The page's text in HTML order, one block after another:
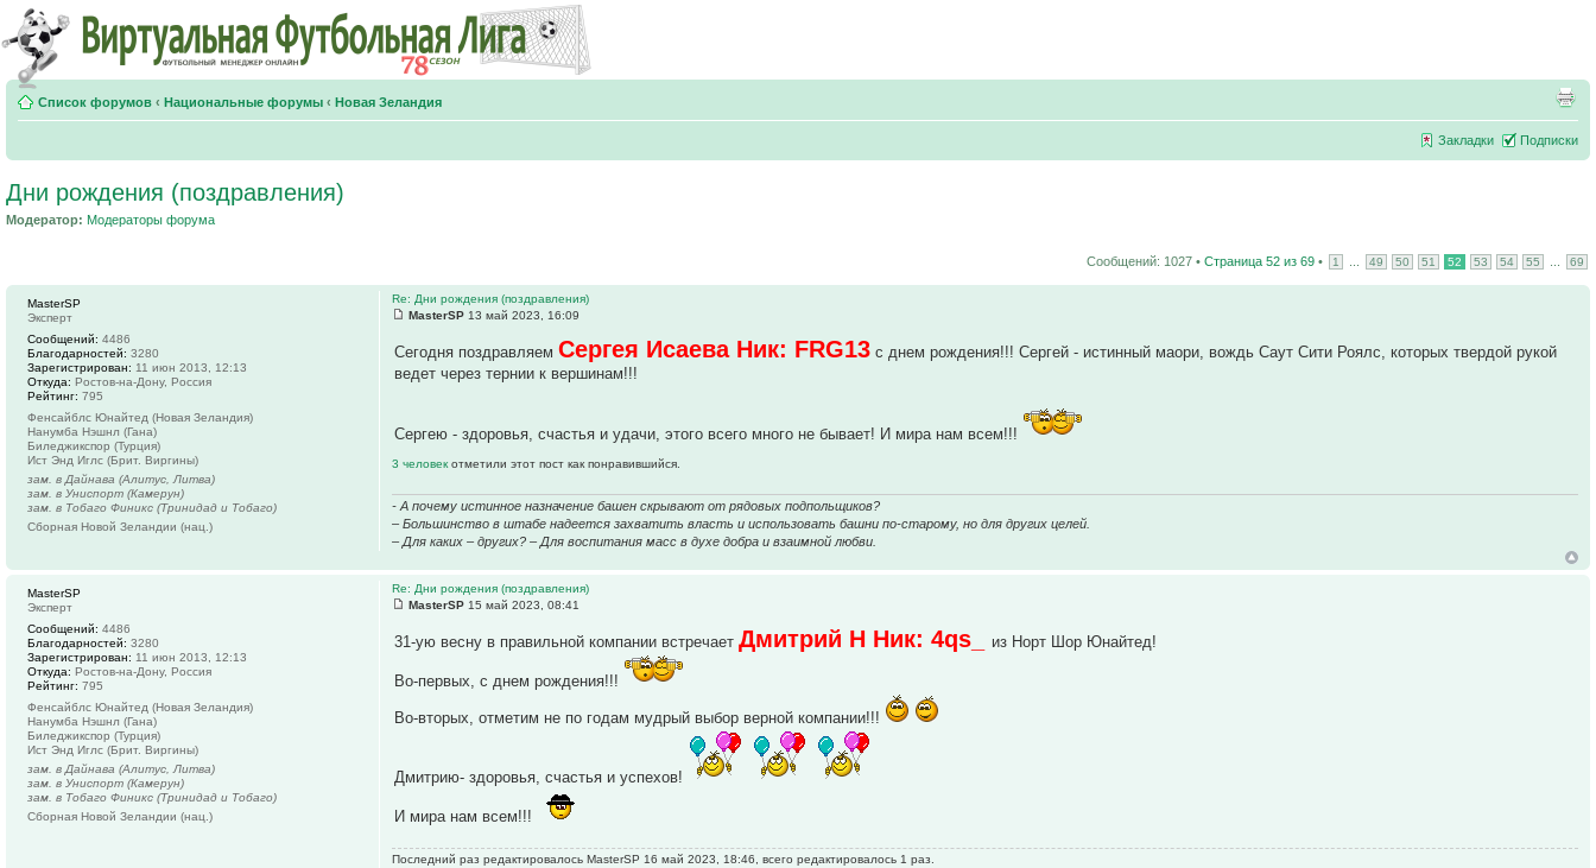
Список форумов ‹ Национальные форумы ‹ Новая Зеландия
Закладки Подписки
Дни рождения (поздравления)
Модератор: Модераторы форума
Сообщений: 1027 • Страница 52 из 69 • 1 49 50 51 52 53 54 55 69
Re: Дни рождения (поздравления)
MasterSP 13 май 2023, 16:09
Сегодня поздравляемСергея Исаева Ник: FRG13 с днем рождения!!! Сергей - истинный маори, вождь Саут Сити Роялс, которых твердой рукой
ведет через тернии к вершинам!!!
Сергею - здоровья, счастья и удачи, этого всего много не бывает! И мира нам всем!!!
3 человекотметили этот пост как понравившийся.
- А почему истинное назначение башен скрывают от рядовых подпольщиков?
– Большинство в штабе надеется захватить власть и использовать башни по-старому, но для других целей.
– Для каких – других? – Для воспитания масс в духе добра и взаимной любви.
MasterSP
Эксперт
Сообщений: 4486
Благодарностей: 3280
Зарегистрирован: 11 июн 2013, 12:13
Откуда: Ростов-на-Дону, Россия
Рейтинг: 795
Фенсайблс Юнайтед (Новая Зеландия)
Нанумба Нэшнл (Гана)
Биледжикспор (Турция)
Ист Энд Иглс (Брит. Виргины)
зам. в Дайнава (Алитус, Литва)
зам. в Униспорт (Камерун)
зам. в Тобаго Финикс (Тринидад и Тобаго)
Сборная Новой Зеландии (нац.)
Re: Дни рождения (поздравления)
MasterSP 15 май 2023, 08:41
31-ую весну в правильной компании встречаетДмитрий Н Ник: 4qs_ из Норт Шор Юнайтед!
Во-первых, с днем рождения!!!
Во-вторых, отметим не по годам мудрый выбор верной компании!!!
Дмитрию- здоровья, счастья и успехов!
И мира нам всем!!!
Последний раз редактировалось MasterSP 16 май 2023, 18:46, всего редактировалось 1 раз.
MasterSP
Эксперт
Сообщений: 4486
Благодарностей: 3280
Зарегистрирован: 11 июн 2013, 12:13
Откуда: Ростов-на-Дону, Россия
Рейтинг: 795
Фенсайблс Юнайтед (Новая Зеландия)
Нанумба Нэшнл (Гана)
Биледжикспор (Турция)
Ист Энд Иглс (Брит. Виргины)
зам. в Дайнава (Алитус, Литва)
зам. в Униспорт (Камерун)
зам. в Тобаго Финикс (Тринидад и Тобаго)
Сборная Новой Зеландии (нац.)